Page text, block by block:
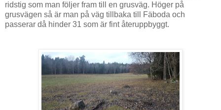
ridstig som man följer fram till en grusväg. Höger på
grusvägen så är man på väg tillbaka till Fäboda och
passerar då hinder 31 som är fint återuppbyggt.